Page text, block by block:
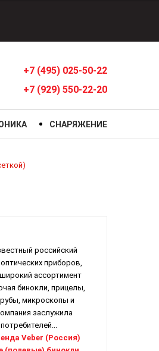
+7 (495) 025-50-22
+7 (929) 550-22-20
СНАРЯЖЕНИЕ
российский
приборов,
ассортимент
бинокли, прицелы,
микроскопы и
заслужила
Veber (Россия)